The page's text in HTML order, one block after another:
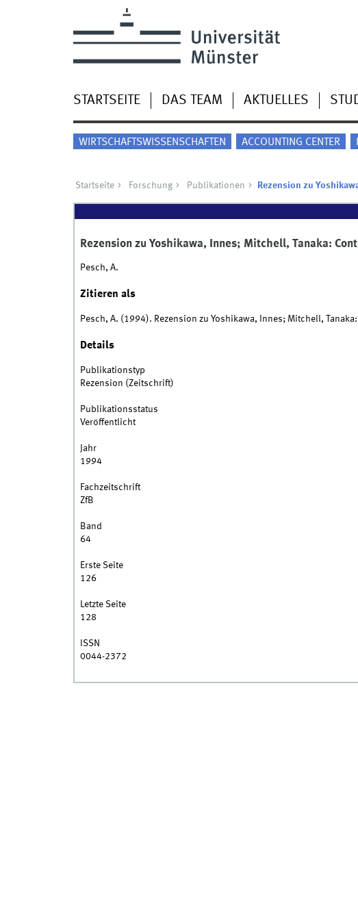
STARTSEITE DAS TEAM AKTUELLES
WIRTSCHAFTSWISSENSCHAFTEN ACCOUNTING CENTER
Startseite Forschung Publikationen Rezension zu
Rezension zu Yoshikawa, Innes; Mitchell, Tanaka:
Pesch, A.
Zitieren als
Pesch, A. (1994). Rezension zu Yoshikawa, Innes; Mitchell,
Details
Publikationstyp
Rezension (Zeitschrift)
Publikationsstatus
Veröffentlicht
Jahr
1994
Fachzeitschrift
ZfB
Band
64
Erste Seite
126
Letzte Seite
128
ISSN
0044-2372